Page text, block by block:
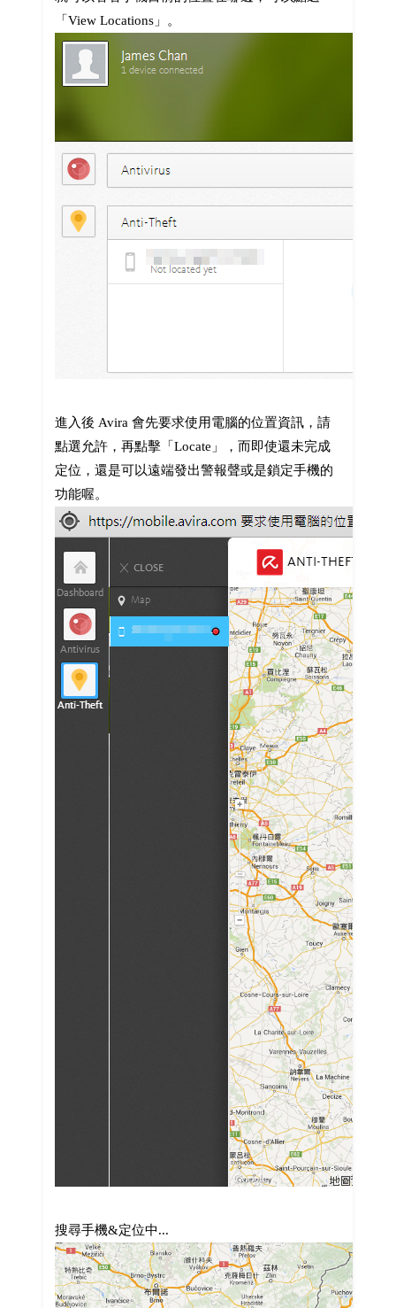
「View Locations」。
進入後 Avira 會先要求使用電腦的位置資訊，請
點選允許，再點擊「Locate」，而即使還未完成
定位，還是可以遠端發出警報聲或是鎖定手機的
功能喔。
搜尋手機&定位中...